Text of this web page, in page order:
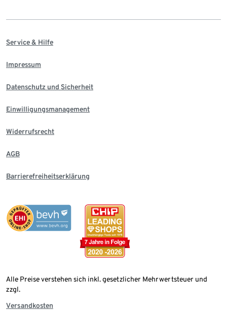
Service & Hilfe
Impressum
Datenschutz und Sicherheit
Einwilligungsmanagement
Widerrufsrecht
AGB
Barrierefreiheitserklärung
Alle Preise verstehen sich inkl. gesetzlicher Mehrwertsteuer und
zzgl.
Versandkosten